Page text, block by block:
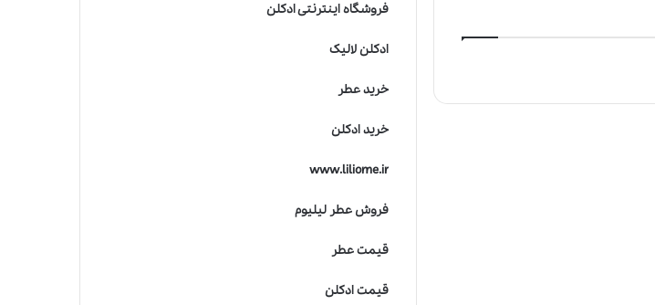
فروشگاه اینترنتی ادکلن
ادکلن لالیک
خرید عطر
خرید ادکلن
www.liliome.ir
فروش عطر لیلیوم
قیمت عطر
قیمت ادکلن